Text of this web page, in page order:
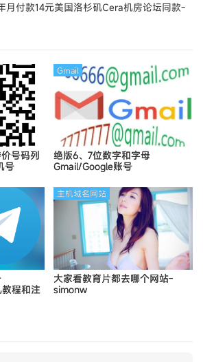
月付款14元美国洛杉矶Cera机房论坛同款-
号码列
号
绝版6、7位数字和字母
Gmail/Google账号
Gmail
程和注
大家看教育片都去哪个网站-
simonw
主机域名网站